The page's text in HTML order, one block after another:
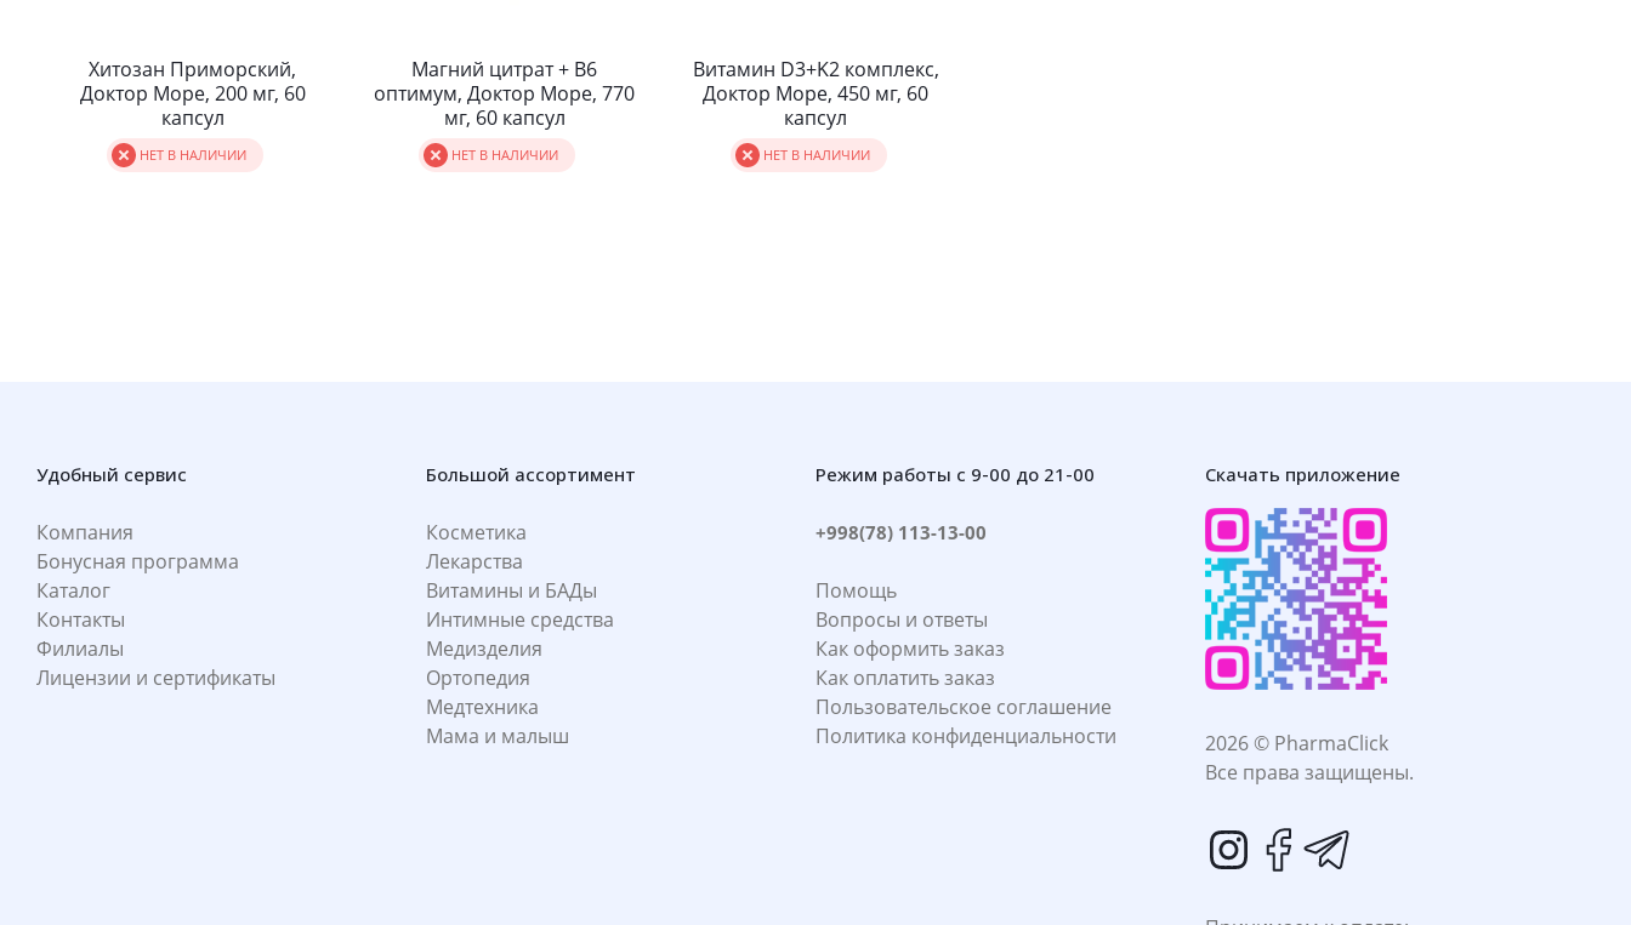
Хитозан Приморский,
Доктор Море, 200 мг, 60
капсул
НЕТ В НАЛИЧИИ
Магний цитрат + В6
оптимум, Доктор Море, 770
мг, 60 капсул
НЕТ В НАЛИЧИИ
Витамин D3+K2 комплекс,
Доктор Море, 450 мг, 60
капсул
НЕТ В НАЛИЧИИ
Удобный сервис
Компания
Бонусная программа
Каталог
Контакты
Филиалы
Лицензии и сертификаты
Большой ассортимент
Косметика
Лекарства
Витамины и БАДы
Интимные средства
Медизделия
Ортопедия
Медтехника
Мама и малыш
Режим работы с 9-00 до 21-00
+998(78) 113-13-00
Помощь
Вопросы и ответы
Как оформить заказ
Как оплатить заказ
Пользовательское соглашение
Политика конфиденциальности
Скачать приложение
2026 © PharmaClick
Все права защищены.